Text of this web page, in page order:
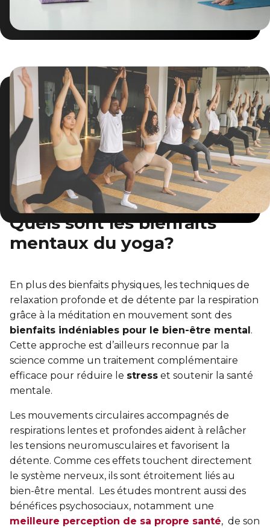
Quels sont les bienfaits
mentaux du yoga?
En plus des bienfaits physiques, les techniques de
relaxation profonde et de détente par la respiration
grâce à la méditation en mouvement sont des
bienfaits indéniables pour le bien-être mental.
Cette approche est d’ailleurs reconnue par la
science comme un traitement complémentaire
efficace pour réduire le stress et soutenir la santé
mentale.
Les mouvements circulaires accompagnés de
respirations lentes et profondes aident à relâcher
les tensions neuromusculaires et favorisent la
détente. Comme ces effets touchent directement
le système nerveux, ils sont étroitement liés au
bien-être mental. Les études montrent aussi des
bénéfices psychosociaux, notamment une
meilleure perception de sa propre santé, de son